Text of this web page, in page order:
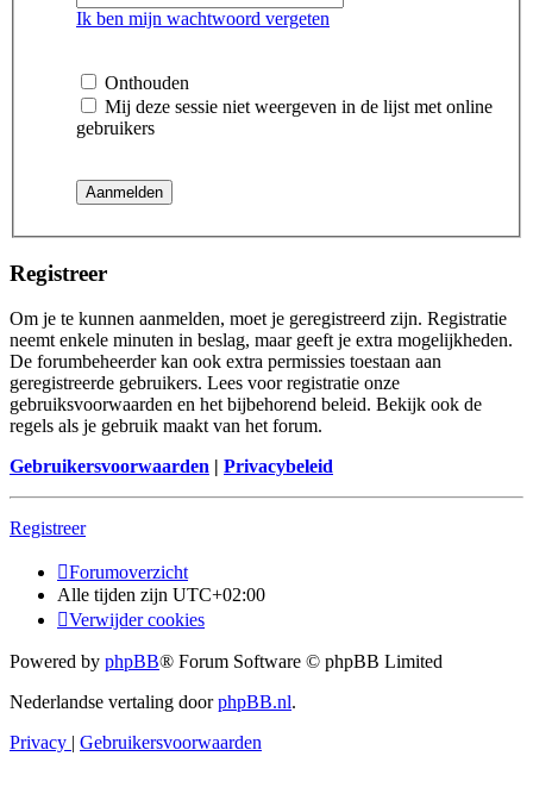
Ik ben mijn wachtwoord vergeten
Onthouden
Mij deze sessie niet weergeven in de lijst met online
gebruikers
Registreer
Om je te kunnen aanmelden, moet je geregistreerd zijn. Registratie
neemt enkele minuten in beslag, maar geeft je extra mogelijkheden.
De forumbeheerder kan ook extra permissies toestaan aan
geregistreerde gebruikers. Lees voor registratie onze
gebruiksvoorwaarden en het bijbehorend beleid. Bekijk ook de
regels als je gebruik maakt van het forum.
Gebruikersvoorwaarden | Privacybeleid
Registreer
Forumoverzicht
Alle tijden zijn UTC+02:00
Verwijder cookies
Powered by phpBB® Forum Software © phpBB Limited
Nederlandse vertaling doorphpBB.nl.
Privacy | Gebruikersvoorwaarden